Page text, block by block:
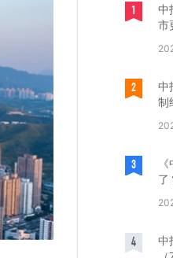
1
中
市
2
中
制
3
了
4
中